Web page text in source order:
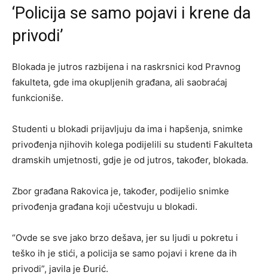
t
e
m
t‘Policija se samo pojavi i krene da
privodi’
Blokada je jutros razbijena i na raskrsnici kod Pravnog
fakulteta, gde ima okupljenih građana, ali saobraćaj
funkcioniše.
Studenti u blokadi prijavljuju da ima i hapšenja, snimke
privođenja njihovih kolega podijelili su studenti Fakulteta
dramskih umjetnosti, gdje je od jutros, također, blokada.
Zbor građana Rakovica je, također, podijelio snimke
privođenja građana koji učestvuju u blokadi.
“Ovde se sve jako brzo dešava, jer su ljudi u pokretu i
teško ih je stići, a policija se samo pojavi i krene da ih
privodi”, javila je Đurić.